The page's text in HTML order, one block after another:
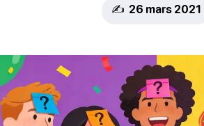
✍️ 26 mars 2021